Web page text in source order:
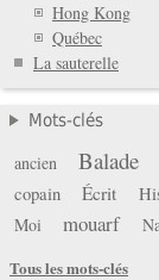
Hong Kong
Québec
La sauterelle
Mots-clés
ancien Balade
copain Écrit
Moi
mouarf
Tous les mots-clés